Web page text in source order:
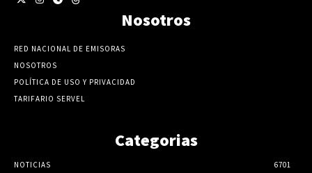
Nosotros
RED NACIONAL DE EMISORAS
NOSOTROS
POLÍTICA DE USO Y PRIVACIDAD
TARIFARIO SERVEL
Categorias
NOTICIAS
6701